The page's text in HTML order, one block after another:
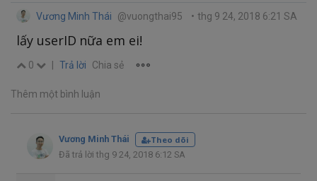
Vương Minh Thái @vuongthai95 • thg 9 24, 2018 6:21 SA
lấy userID nữa em ei!
0 Trả lời Chia sẻ
Thêm một bình luận
Vương Minh Thái
Theo dõi
Đã trả lời thg 9 24, 2018 6:12 SA